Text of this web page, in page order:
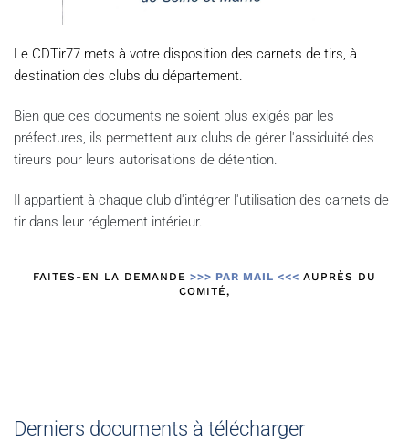
Le CDTir77 mets à votre disposition des carnets de tirs, à
destination des clubs du département.
Bien que ces documents ne soient plus exigés par les
préfectures, ils permettent aux clubs de gérer l'assiduité des
tireurs pour leurs autorisations de détention.
Il appartient à chaque club d'intégrer l'utilisation des carnets de
tir dans leur réglement intérieur.
FAITES-EN LA DEMANDE >>> PAR MAIL <<< AUPRÈS DU
COMITÉ,
Derniers documents à télécharger